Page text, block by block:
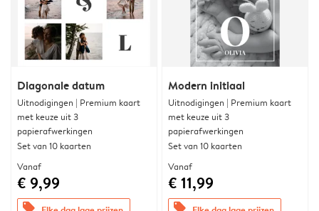
Diagonale datum
Uitnodigingen | Premium kaart
met keuze uit 3
papierafwerkingen
Set van 10 kaarten
Vanaf
€ 9,99
offers
Modern initiaal
Uitnodigingen | Premium kaart
met keuze uit 3
papierafwerkingen
Set van 10 kaarten
Vanaf
€ 11,99
offers